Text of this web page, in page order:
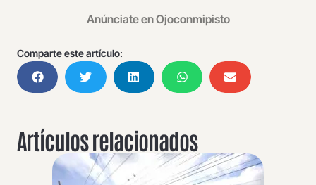
Anúnciate en Ojoconmipisto
Comparte este artículo:
Artículos relacionados